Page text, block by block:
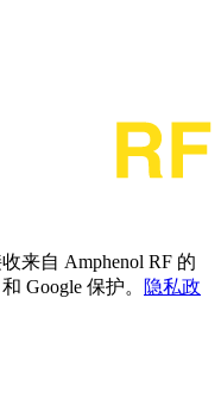
来自 Amphenol RF 的
Google 保护。
隐私政